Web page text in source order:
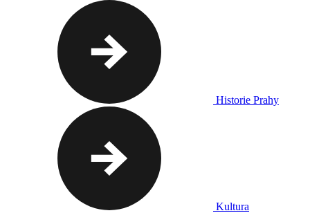
Historie Prahy
Kultura